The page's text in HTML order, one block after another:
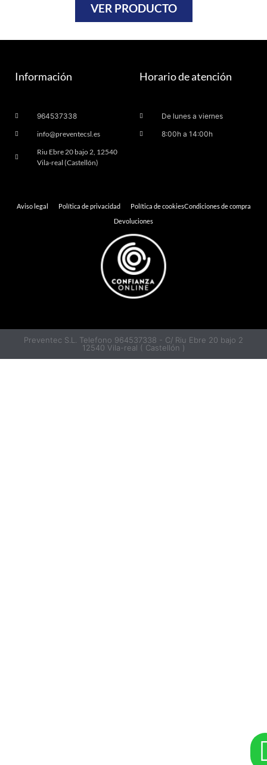
VER PRODUCTO
Información
964537338
info@preventecsl.es
Riu Ebre 20 bajo 2, 12540
Vila-real (Castellón)
Horario de atención
De lunes a viernes
8:00h a 14:00h
Aviso legal Política de privacidad Política de cookiesCondiciones de compra
Devoluciones
Preventec S.L. Telefono 964537338 - C/ Riu Ebre 20 bajo 2
12540 Vila-real ( Castellón )